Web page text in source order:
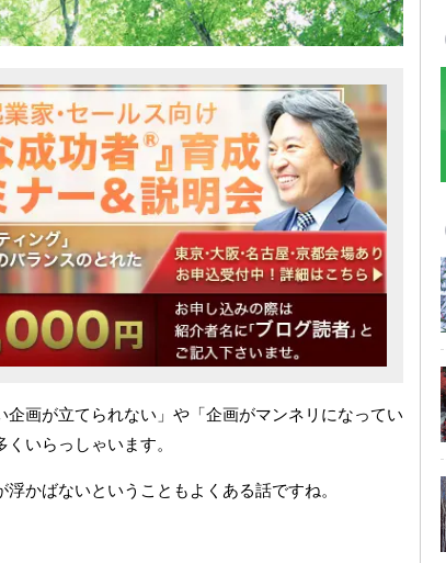
画が立てられない」や「企画がマンネリになってい
いらっしゃいます。
かばないということもよくある話ですね。